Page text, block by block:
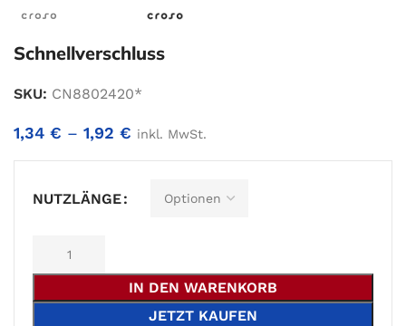
Schnellverschluss
SKU: CN8802420*
1,34 € – 1,92 € inkl. MwSt.
NUTZLÄNGE
IN DEN WARENKORB
JETZT KAUFEN
Alternative: